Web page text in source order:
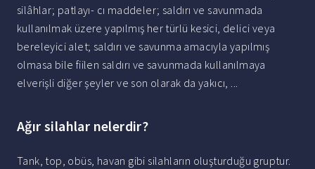
silâhlar; patlayı- cı maddeler; saldırı ve savunmada
kullanılmak üzere yapılmış her türlü kesici, delici veya
bereleyici alet; saldırı ve savunma amacıyla yapılmış
olmasa bile fiilen saldırı ve savunmada kullanılmaya
elverişli diğer şeyler ve son olarak da yakıcı, ...
Ağır silahlar nelerdir?
Tank, top, obüs, havan gibi silahların oluşturduğu gruptur.